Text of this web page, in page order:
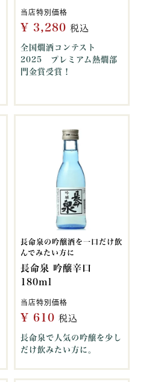
当店特別価格
¥ 3,280 税込
全国燗酒コンテスト
2025 プレミアム熱燗部
門金賞受賞！
長命泉の吟醸酒を一口だけ飲
んでみたい方に
長命泉 吟醸辛口
180ml
当店特別価格
¥ 610 税込
長命泉で人気の吟醸を少し
だけ飲みたい方に。